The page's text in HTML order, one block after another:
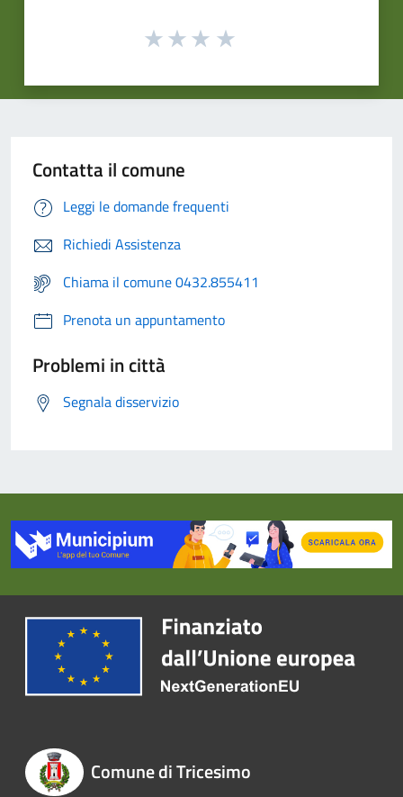
Contatta il comune
Leggi le domande frequenti
Richiedi Assistenza
Chiama il comune 0432.855411
Prenota un appuntamento
Problemi in città
Segnala disservizio
Comune di Tricesimo